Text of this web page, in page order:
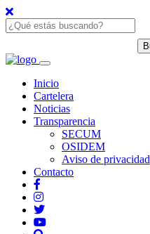
Inicio
Cartelera
Noticias
Transparencia
SECUM
OSIDEM
Aviso de privacidad
Contacto